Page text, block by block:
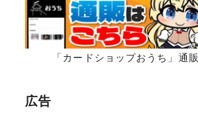
「カードショップおうち」通販
広告